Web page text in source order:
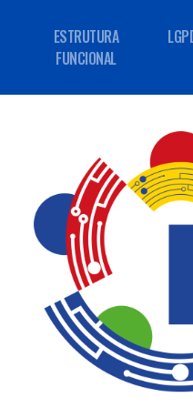
ESTRUTURA
FUNCIONAL